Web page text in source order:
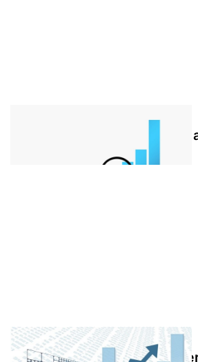
Boğaziçi Beton’dan pay geri
Ekim Turizm, paylarından